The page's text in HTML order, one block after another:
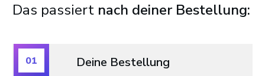
Das passiert nach deiner Bestellung:
Deine Bestellung
01